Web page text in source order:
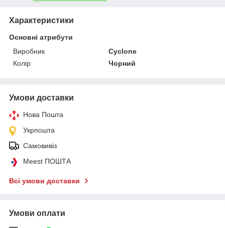
Характеристики
Основні атрибути
Виробник
Cyclone
Колір
Чорний
Умови доставки
Нова Пошта
Укрпошта
Самовивіз
Meest ПОШТА
Всі умови доставки
Умови оплати